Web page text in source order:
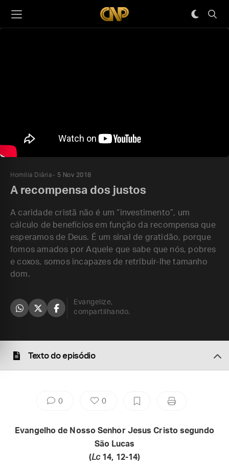
Homilia Diária 5 Nov 2018
A recompensa dos justos
A caridade cristã não é um “investimento”, um
cálculo de benefícios em função da recompensa que
esperamos de Deus. É um sinal de gratidão, porque
fomos amados por Aquele que sabe que nós, pobres
e coxos, somos incapazes de retribuir-lhe tamanho
dom.
Evangelize,
compartilhando.
Texto do episódio
0 0
Evangelho de Nosso Senhor Jesus Cristo segundo
São Lucas
(Lc14, 12-14)